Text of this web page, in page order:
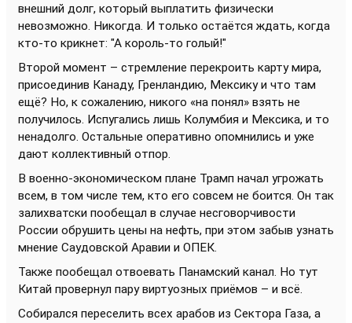
внешний долг, который выплатить физически
невозможно. Никогда. И только остаётся ждать, когда
кто-то крикнет: "А король-то голый!"
Второй момент – стремление перекроить карту мира,
присоединив Канаду, Гренландию, Мексику и что там
ещё? Но, к сожалению, никого «на понял» взять не
получилось. Испугались лишь Колумбия и Мексика, и то
ненадолго. Остальные оперативно опомнились и уже
дают коллективный отпор.
В военно-экономическом плане Трамп начал угрожать
всем, в том числе тем, кто его совсем не боится. Он так
залихватски пообещал в случае несговорчивости
России обрушить цены на нефть, при этом забыв узнать
мнение Саудовской Аравии и ОПЕК.
Также пообещал отвоевать Панамский канал. Но тут
Китай провернул пару виртуозных приёмов – и всё.
Собирался переселить всех арабов из Сектора Газа, а